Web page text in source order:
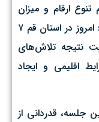
ارقام و میزان
تولید گندم را مورد توجه قرار داد و گفت: امروز در استان قم ۷
نتیجه تلاش‌های
اقلیمی و ایجاد
جلسه، قدردانی از